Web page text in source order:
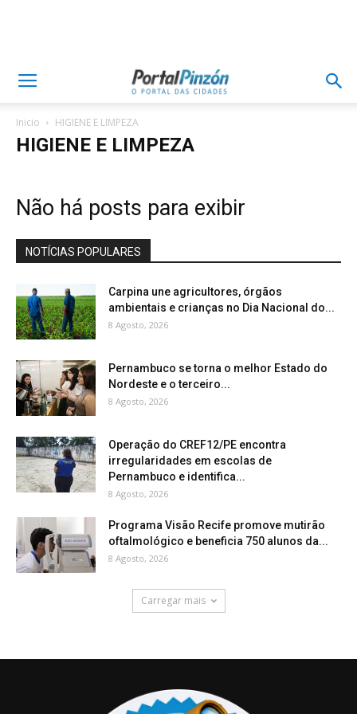
Inicio HIGIENE E LIMPEZA
HIGIENE E LIMPEZA
Não há posts para exibir
NOTÍCIAS POPULARES
Carpina une agricultores, órgãos
ambientais e crianças no Dia Nacional do...
8 Agosto, 2026
Pernambuco se torna o melhor Estado do
Nordeste e o terceiro...
8 Agosto, 2026
Operação do CREF12/PE encontra
irregularidades em escolas de
Pernambuco e identifica...
8 Agosto, 2026
Programa Visão Recife promove mutirão
oftalmológico e beneficia 750 alunos da...
8 Agosto, 2026
Carregar mais